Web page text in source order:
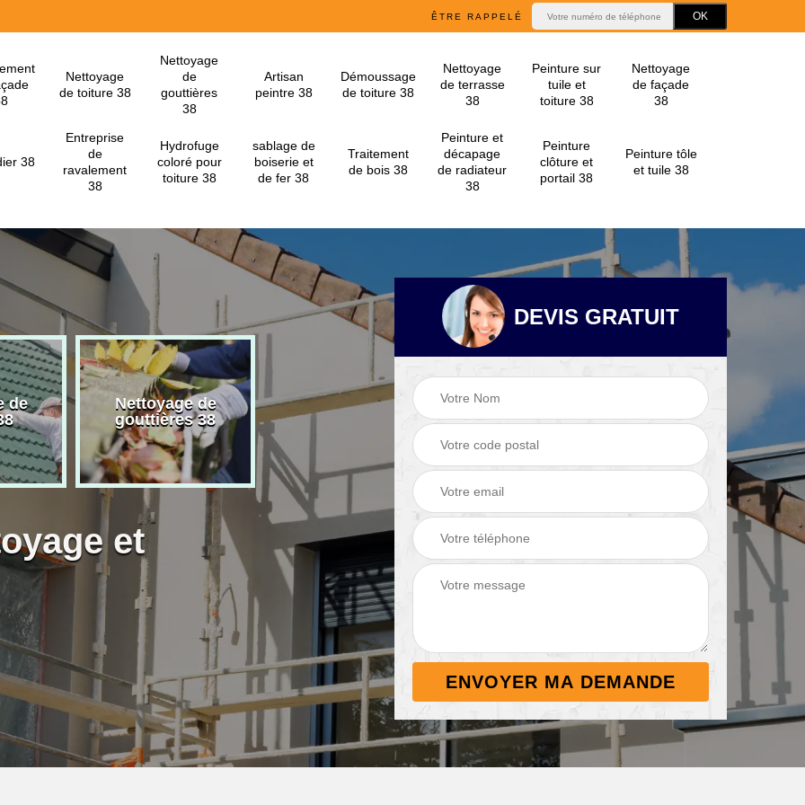
ÊTRE RAPPELÉ
Nettoyage
de toiture 38
Nettoyage
de
gouttières
38
Artisan
peintre 38
Démoussage
de toiture 38
Nettoyage
de terrasse
38
Peinture sur
tuile et
toiture 38
Nettoyage
de façade
38
38
Entreprise
de
ravalement
38
Hydrofuge
coloré pour
toiture 38
sablage de
boiserie et
de fer 38
Traitement
de bois 38
Peinture et
décapage
de radiateur
38
Peinture
clôture et
portail 38
Peinture tôle
et tuile 38
de
Nettoyage de
gouttières 38
Artisan peintre 38
Démoussage de
toiture 38
Nettoyage de
terrasse 38
et
DEVIS GRATUIT